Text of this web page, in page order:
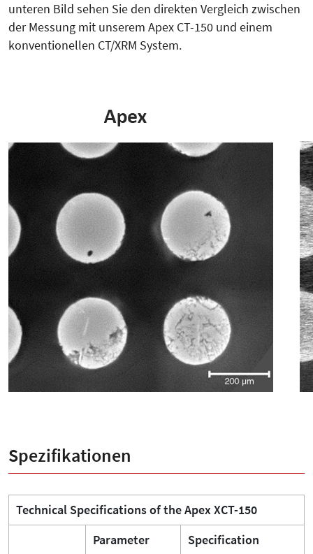
unteren Bild sehen Sie den direkten Vergleich zwischen
der Messung mit unserem Apex CT-150 und einem
konventionellen CT/XRM System.
Spezifikationen
Technical Specifications of the Apex XCT-150
Parameter
Specification